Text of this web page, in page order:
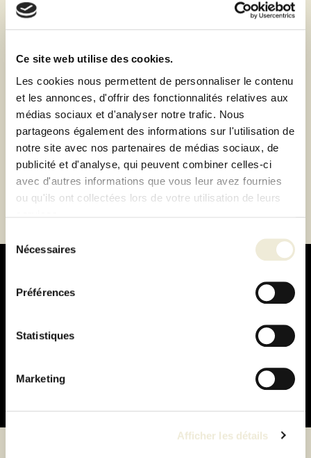
Ce site web utilise des cookies.
Les cookies nous permettent de personnaliser le contenu
et les annonces, d'offrir des fonctionnalités relatives aux
médias sociaux et d'analyser notre trafic. Nous
partageons également des informations sur l'utilisation de
notre site avec nos partenaires de médias sociaux, de
publicité et d'analyse, qui peuvent combiner celles-ci
avec d'autres informations que vous leur avez fournies
ou qu'ils ont collectées lors de votre utilisation de leurs
Nécessaires
Préférences
Statistiques
Marketing
Afficher les détails
Retrait de votre commande dans notre design store
Paiement 100% sécurisé
Paiement en 3 ou 4 fois sans frais
Description
Fiche technique